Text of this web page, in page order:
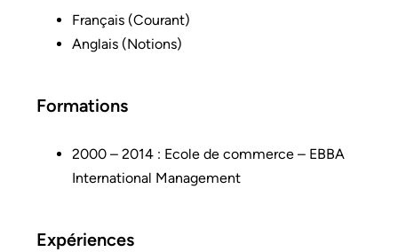
Français (Courant)
Anglais (Notions)
Formations
2000 – 2014 : Ecole de commerce – EBBA
International Management
Expériences